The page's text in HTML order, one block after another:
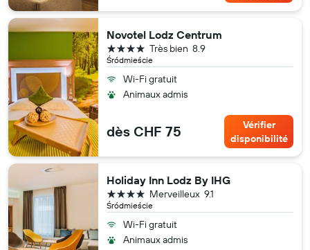
Novotel Lodz Centrum
Śródmieście
8.9
Très bien
4 étoiles
Wi-Fi gratuit
Animaux admis
dès CHF 75
Vérifier
disponibilité
Holiday Inn Lodz By IHG
Śródmieście
9.1
Merveilleux
4 étoiles
Wi-Fi gratuit
Animaux admis